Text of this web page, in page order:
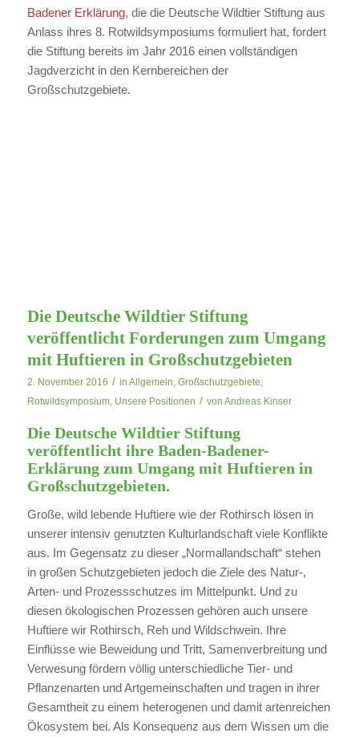
Badener Erklärung, die die Deutsche Wildtier Stiftung aus
Anlass ihres 8. Rotwildsymposiums formuliert hat, fordert
die Stiftung bereits im Jahr 2016 einen vollständigen
Jagdverzicht in den Kernbereichen der
Großschutzgebiete.
Die Deutsche Wildtier Stiftung
veröffentlicht Forderungen zum Umgang
mit Huftieren in Großschutzgebieten
2. November 2016 / in Allgemein Großschutzgebiete
Rotwildsymposium, Unsere Positionen / von Andreas Kinser
Die Deutsche Wildtier Stiftung
veröffentlicht ihre Baden-Badener-
Erklärung zum Umgang mit Huftieren in
Großschutzgebieten.
Große, wild lebende Huftiere wie der Rothirsch lösen in
unserer intensiv genutzten Kulturlandschaft viele Konflikte
aus. Im Gegensatz zu dieser „Normallandschaft“ stehen
in großen Schutzgebieten jedoch die Ziele des Natur-,
Arten- und Prozessschutzes im Mittelpunkt. Und zu
diesen ökologischen Prozessen gehören auch unsere
Huftiere wir Rothirsch, Reh und Wildschwein. Ihre
Einflüsse wie Beweidung und Tritt, Samenverbreitung und
Verwesung fördern völlig unterschiedliche Tier- und
Pflanzenarten und Artgemeinschaften und tragen in ihrer
Gesamtheit zu einem heterogenen und damit artenreichen
Ökosystem bei. Als Konsequenz aus dem Wissen um die